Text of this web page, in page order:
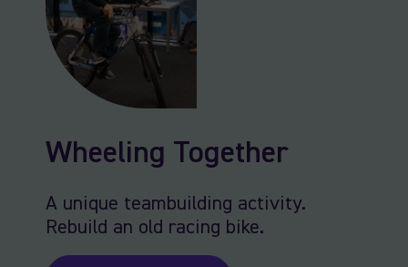
Wheeling Together
A unique teambuilding activity.
Rebuild an old racing bike.